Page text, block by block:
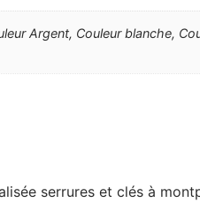
Argent, Couleur blanche,
serrures et clés à